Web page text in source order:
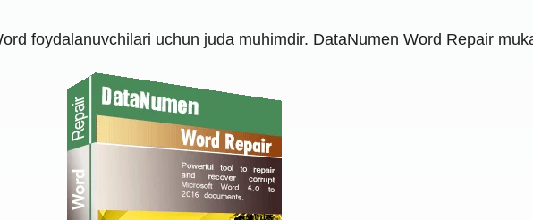
foydalanuvchilari uchun juda muhimdir. DataNumen Word Repair